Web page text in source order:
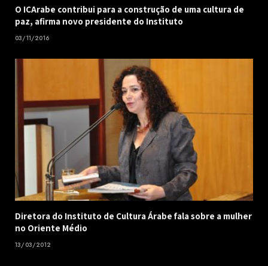
O ICArabe contribui para a construção de uma cultura de
paz, afirma novo presidente do Instituto
03/11/2016
Diretora do Instituto de Cultura Árabe fala sobre a mulher
no Oriente Médio
13/03/2012